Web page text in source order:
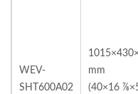
WEV-
SHT600A02
mm
(40×16